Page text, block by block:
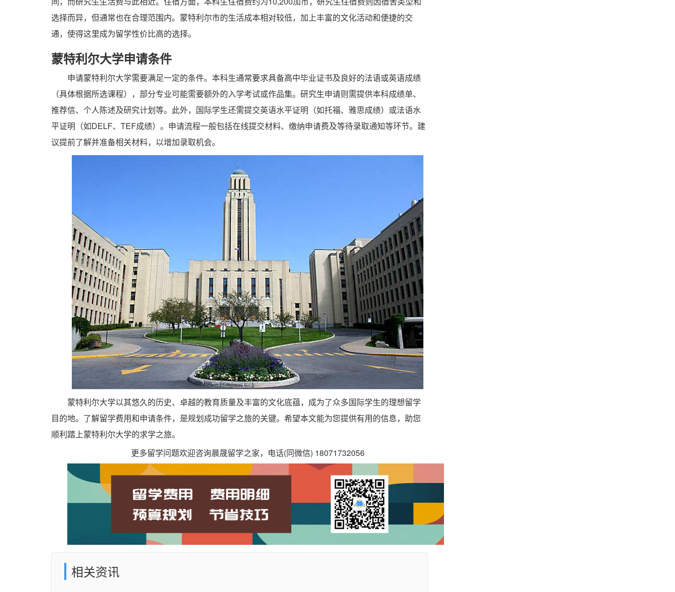
选择而异，但通常也在合理范围内。蒙特利尔市的生活成本相对较低，加上丰富的文化活动和便捷的交
通，使得这里成为留学性价比高的选择。
蒙特利尔大学申请条件
申请蒙特利尔大学需要满足一定的条件。本科生通常要求具备高中毕业证书及良好的法语或英语成绩
（具体根据所选课程），部分专业可能需要额外的入学考试或作品集。研究生申请则需提供本科成绩单、
推荐信、个人陈述及研究计划等。此外，国际学生还需提交英语水平证明（如托福、雅思成绩）或法语水
平证明（如DELF、TEF成绩）。申请流程一般包括在线提交材料、缴纳申请费及等待录取通知等环节。建
议提前了解并准备相关材料，以增加录取机会。
蒙特利尔大学以其悠久的历史、卓越的教育质量及丰富的文化底蕴，成为了众多国际学生的理想留学
目的地。了解留学费用和申请条件，是规划成功留学之旅的关键。希望本文能为您提供有用的信息，助您
顺利踏上蒙特利尔大学的求学之旅。
更多留学问题欢迎咨询晨晟留学之家，电话(同微信) 18071732056
相关资讯